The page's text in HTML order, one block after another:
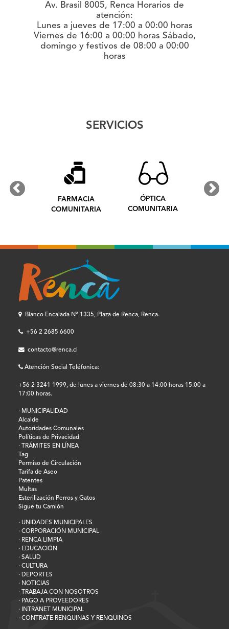
Av. Brasil 8005, Renca Horarios de
atención:
Lunes a jueves de 17:00 a 00:00 horas
Viernes de 16:00 a 00:00 horas Sábado,
domingo y festivos de 08:00 a 00:00
horas
SERVICIOS
FARMACIA
COMUNITARIA
ÓPTICA
COMUNITARIA
Previous Next
Blanco Encalada Nº 1335, Plaza de Renca, Renca.
+56 2 2685 6600
contacto@renca.cl
Atención Social Teléfonica:
+56 2 3241 1999, de lunes a viernes de 08:30 a 14:00 horas 15:00 a
17:00 horas.
· MUNICIPALIDAD
Alcalde
Autoridades Comunales
Políticas de Privacidad
· TRÁMITES EN LÍNEA
Tag
Permiso de Circulación
Tarifa de Aseo
Patentes
Multas
Esterilización Perros y Gatos
Sigue tu Camión
· UNIDADES MUNICIPALES
· CORPORACIÓN MUNICIPAL
· RENCA LIMPIA
· EDUCACIÓN
· SALUD
· CULTURA
· DEPORTES
· NOTICIAS
· TRABAJA CON NOSOTROS
· PAGO A PROVEEDORES
· INTRANET MUNICIPAL
· CONTRATE RENQUINAS Y RENQUINOS